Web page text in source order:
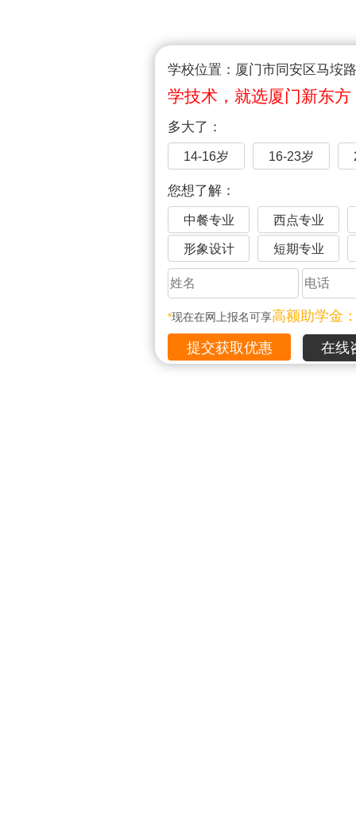
学校位置：厦门市同安区马垵
学技术，就选厦门新东方
多大了：
14-16岁 16-23岁
您想了解：
中餐专业 西点专业
形象设计 短期专业
*现在在网上报名可享高额助学金
在线